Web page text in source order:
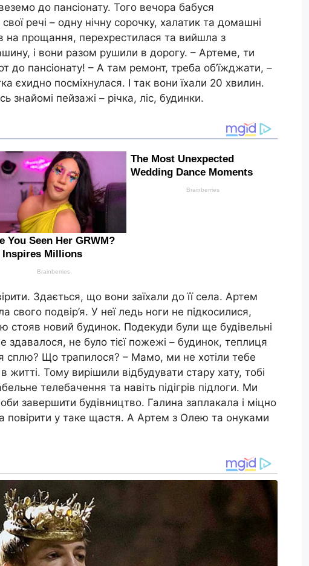
до пансіонату. Того вечора бабуся
речі – одну нічну сорочку, халатик та домашні
на прощання, перехрестилася та вийшла з
і вони разом рушили в дорогу. – Артеме, ти
до пансіонату! – А там ремонт, треба об’їжджати, –
єхидно посміхнулася. І так вони їхали 20 хвилин.
знайомі пейзажі – річка, ліс, будинки.
Здається, що вони заїхали до її села. Артем
свого подвір’я. У неї ледь ноги не підкосилися,
новий будинок. Подекуди були ще будівельні
здавалося, не було тієї пожежі – будинок, теплиця
сплю? Що трапилося? – Мамо, ми не хотіли тебе
житті. Тому вирішили відбудувати стару хату, тобі
телебачення та навіть підігрів підлоги. Ми
завершити будівництво. Галина заплакала і міцно
повірити у таке щастя. А Артем з Олею та онуками